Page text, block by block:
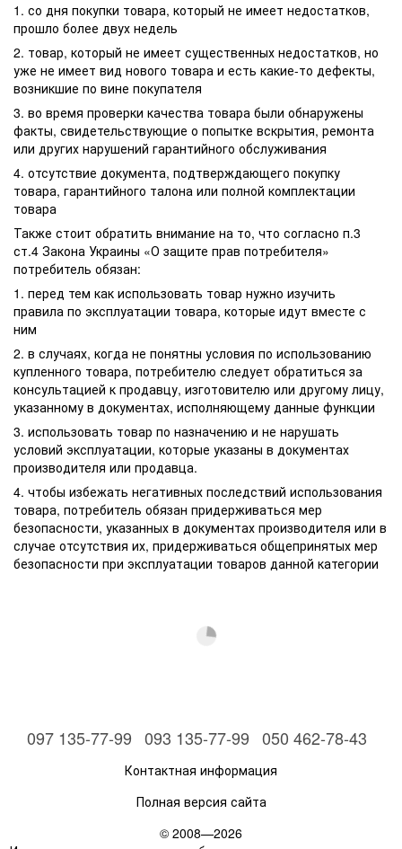
1. со дня покупки товара, который не имеет недостатков,
прошло более двух недель
2. товар, который не имеет существенных недостатков, но
уже не имеет вид нового товара и есть какие-то дефекты,
возникшие по вине покупателя
3. во время проверки качества товара были обнаружены
факты, свидетельствующие о попытке вскрытия, ремонта
или других нарушений гарантийного обслуживания
4. отсутствие документа, подтверждающего покупку
товара, гарантийного талона или полной комплектации
товара
Также стоит обратить внимание на то, что согласно п.3
ст.4 Закона Украины «О защите прав потребителя»
потребитель обязан:
1. перед тем как использовать товар нужно изучить
правила по эксплуатации товара, которые идут вместе с
ним
2. в случаях, когда не понятны условия по использованию
купленного товара, потребителю следует обратиться за
консультацией к продавцу, изготовителю или другому лицу,
указанному в документах, исполняющему данные функции
3. использовать товар по назначению и не нарушать
условий эксплуатации, которые указаны в документах
производителя или продавца.
4. чтобы избежать негативных последствий использования
товара, потребитель обязан придерживаться мер
безопасности, указанных в документах производителя или в
случае отсутствия их, придерживаться общепринятых мер
безопасности при эксплуатации товаров данной категории
097 135-77-99 093 135-77-99 050 462-78-43
Контактная информация
Полная версия сайта
© 2008—2026